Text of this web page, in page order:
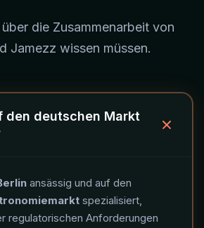
die Zusammenarbeit von
Jamezz wissen müssen.
den deutschen Markt
ansässig und auf den
spezialisiert,
regulatorischen Anforderungen